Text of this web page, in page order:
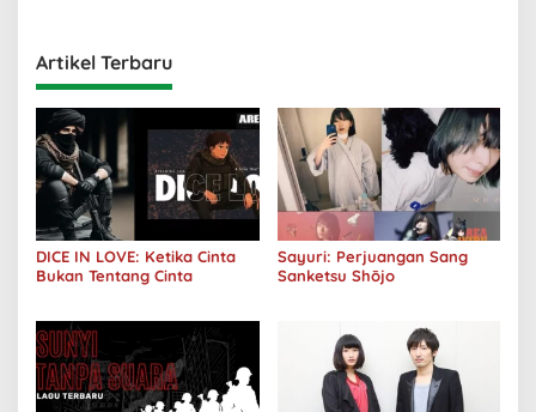
Artikel Terbaru
DICE IN LOVE: Ketika Cinta
Bukan Tentang Cinta
Sayuri: Perjuangan Sang
Sanketsu Shōjo